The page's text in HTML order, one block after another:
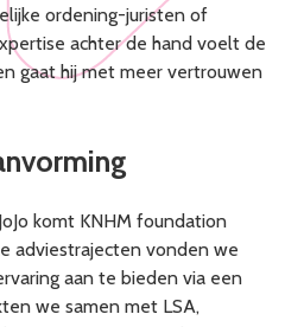
ordening-juristen of
achter de hand voelt de
gaat hij met meer vertrouwen
komt KNHM foundation
adviestrajecten vonden we
aan te bieden via een
we samen met LSA,